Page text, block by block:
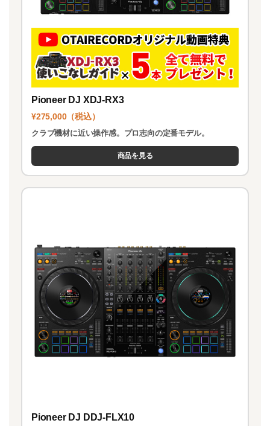
Pioneer DJ XDJ-RX3
¥275,000（税込）
クラブ機材に近い操作感。プロ志向の定番モデル。
商品を見る
Pioneer DJ DDJ-FLX10